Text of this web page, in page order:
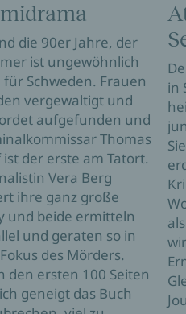
die 90er Jahre, der
ist ungewöhnlich
für Schweden. Frauen
vergewaltigt und
aufgefunden und
Thomas
ist der erste am Tatort.
Vera Berg
ihre ganz große
und beide ermitteln
und geraten so in
des Mörders.
den ersten 100 Seiten
geneigt das Buch
in